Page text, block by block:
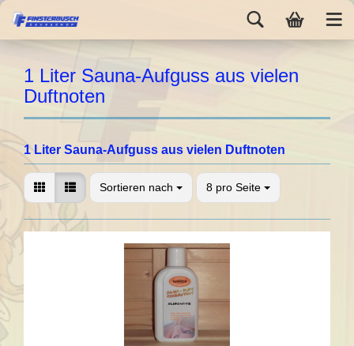
1 Liter Sauna-Aufguss aus vielen
Duftnoten
1 Liter Sauna-Aufguss aus vielen Duftnoten
Sortieren nach 8 pro Seite